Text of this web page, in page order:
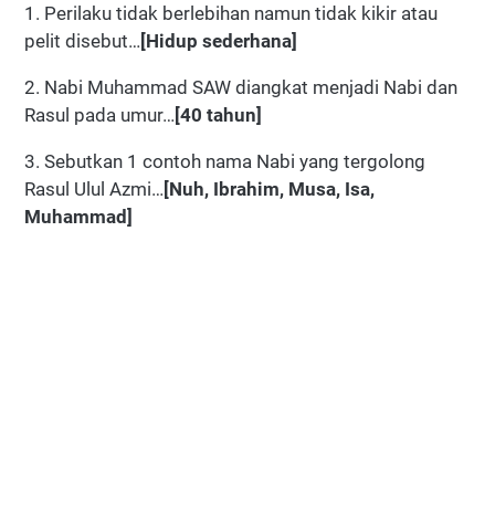
1. Perilaku tidak berlebihan namun tidak kikir atau
pelit disebut… [Hidup sederhana]
2. Nabi Muhammad SAW diangkat menjadi Nabi dan
Rasul pada umur… [40 tahun]
3. Sebutkan 1 contoh nama Nabi yang tergolong
Rasul Ulul Azmi… [Nuh, Ibrahim, Musa, Isa,
Muhammad]